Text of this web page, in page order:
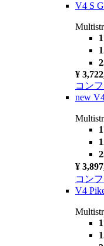
V4 S
¥
コン
new
¥
コン
V4